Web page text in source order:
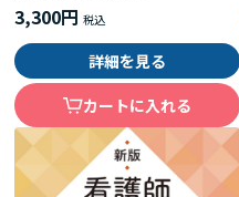
3,300円
詳細を見る
カートに入れる